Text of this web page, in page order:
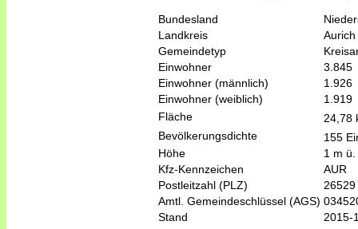
Bundesland
Landkreis
Aurich
Gemeindetyp
Einwohner
3.845
Einwohner (männlich)
1.926
Einwohner (weiblich)
1.919
Fläche
24,78
Bevölkerungsdichte
155
Höhe
1 m ü.
Kfz-Kennzeichen
AUR
Postleitzahl (PLZ)
26529
Amtl. Gemeindeschlüssel (AGS)
Stand
2015-